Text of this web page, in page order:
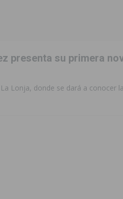
Torrevieja
Quesada 2026
ROJALES
en Callosa de Segura
y celebración
presenta su primera
Lonja, donde se dará a conocer